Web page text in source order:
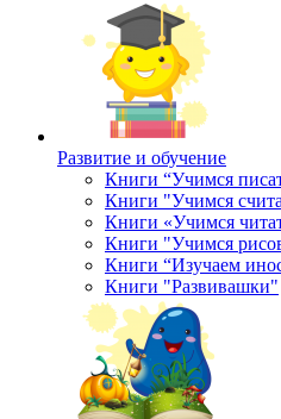
Развитие и обучение
Книги “Учимся
Книги "Учимся
Книги «Учимся
Книги "Учимся
Книги “Изучаем
Книги "Развивашки"